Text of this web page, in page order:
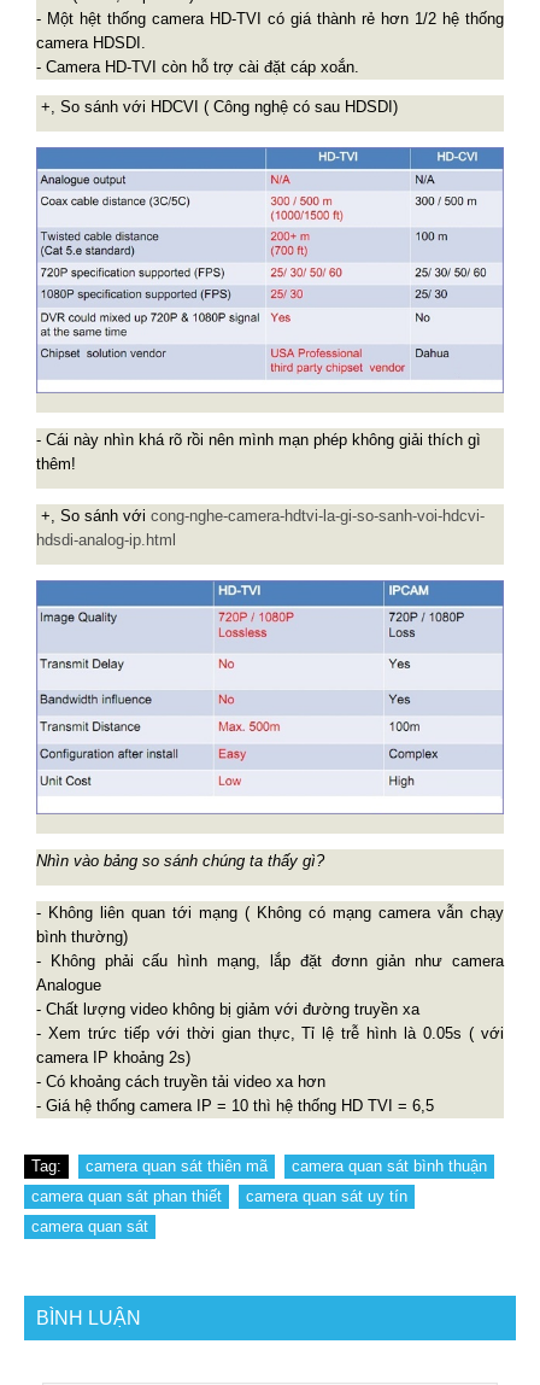
- Một hệt thống camera HD-TVI có giá thành rẻ hơn 1/2 hệ thống
camera HDSDI.
- Camera HD-TVI còn hỗ trợ cài đặt cáp xoắn.
+, So sánh với HDCVI ( Công nghệ có sau HDSDI)
- Cái này nhìn khá rõ rồi nên mình mạn phép không giải thích gì
thêm!
+, So sánh với cong-nghe-camera-hdtvi-la-gi-so-sanh-voi-hdcvi-
hdsdi-analog-ip.html
Nhìn vào bảng so sánh chúng ta thấy gì?
- Không liên quan tới mạng ( Không có mạng camera vẫn chạy
bình thường)
- Không phải cấu hình mạng, lắp đặt đơnn giản như camera
Analogue
- Chất lượng video không bị giảm với đường truyền xa
- Xem trức tiếp với thời gian thực, Tỉ lệ trễ hình là 0.05s ( với
camera IP khoảng 2s)
- Có khoảng cách truyền tải video xa hơn
- Giá hệ thống camera IP = 10 thì hệ thống HD TVI = 6,5
Tag: camera quan sát thiên mã
camera quan sát bình thuận
camera quan sát phan thiết
camera quan sát uy tín
camera quan sát
BÌNH LUẬN